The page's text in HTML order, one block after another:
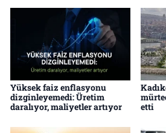
Yüksek faiz enflasyonu
dizginleyemedi: Üretim
daralıyor, maliyetler artıyor
etti